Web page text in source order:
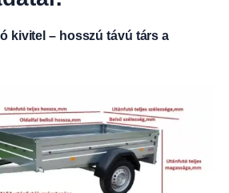
kivitel – hosszú távú társ a